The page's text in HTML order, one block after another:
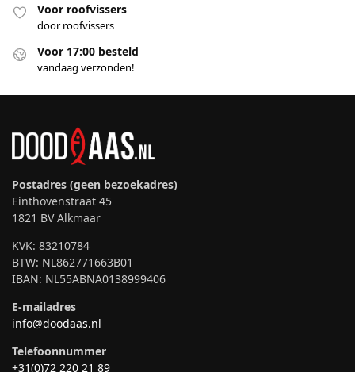
Voor roofvissers
door roofvissers
Voor 17:00 besteld
vandaag verzonden!
Postadres (geen bezoekadres)
Einthovenstraat 45
1821 BV Alkmaar
KVK: 83210784
BTW: NL862771663B01
IBAN: NL55ABNA0138999406
E-mailadres
info@doodaas.nl
Telefoonnummer
+31(0)72 220 21 89